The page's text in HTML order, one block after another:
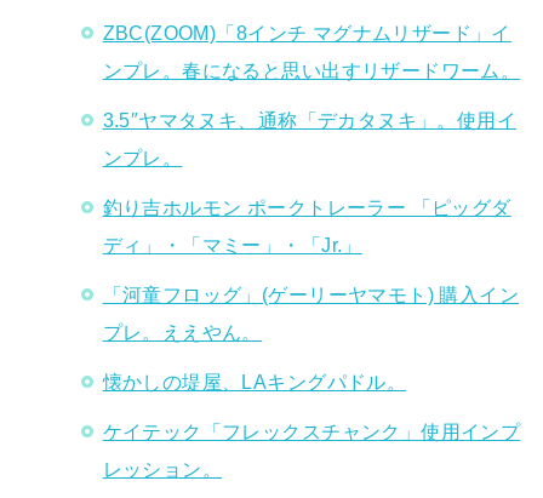
ZBC(ZOOM)「8インチ マグナムリザード」イ
ンプレ。春になると思い出すリザードワーム。
3.5″ヤマタヌキ、通称「デカタヌキ」。使用イ
ンプレ。
釣り吉ホルモン ポークトレーラー 「ピッグダ
ディ」・「マミー」・「Jr.」
「河童フロッグ」(ゲーリーヤマモト) 購入イン
プレ。ええやん。
懐かしの堤屋、LAキングパドル。
ケイテック「フレックスチャンク」使用インプ
レッション。